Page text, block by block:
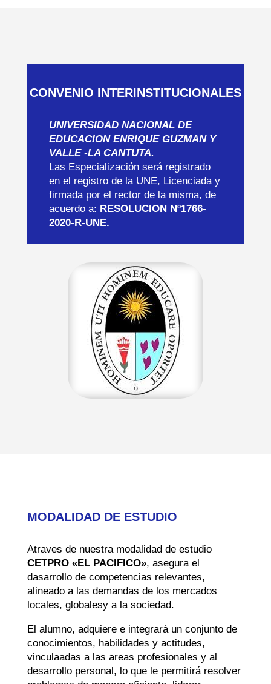
CONVENIO INTERINSTITUCIONALES
UNIVERSIDAD NACIONAL DE
EDUCACION ENRIQUE GUZMAN Y
VALLE -LA CANTUTA.
Las Especialización será registrado
en el registro de la UNE, Licenciada y
firmada por el rector de la misma, de
acuerdo a: RESOLUCION Nº1766-
2020-R-UNE.
MODALIDAD DE ESTUDIO
Atraves de nuestra modalidad de estudio
CETPRO «EL PACIFICO», asegura el
dasarrollo de competencias relevantes,
alineado a las demandas de los mercados
locales, globalesy a la sociedad.
El alumno, adquiere e integrará un conjunto de
conocimientos, habilidades y actitudes,
vinculaadas a las areas profesionales y al
desarrollo personal, lo que le permitirá resolver